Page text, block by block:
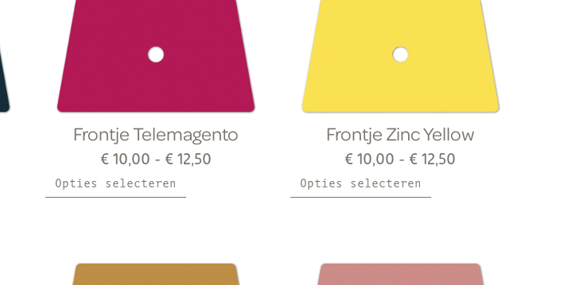
Frontje Telemagento
€10,00 - €12,50
Opties selecteren
Frontje Zinc Yellow
€ 10,00 - € 12,50
Opties selecteren